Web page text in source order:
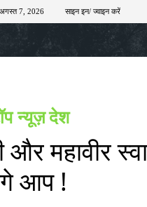
7, 2026 साइन इन/ ज्वाइन करें
चुनाव खेल
न्यूज़देश
और महावीर
आप !